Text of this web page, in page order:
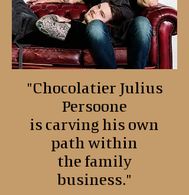
"Chocolatier Julius
Persoone
is carving his own
path within
the family
business."